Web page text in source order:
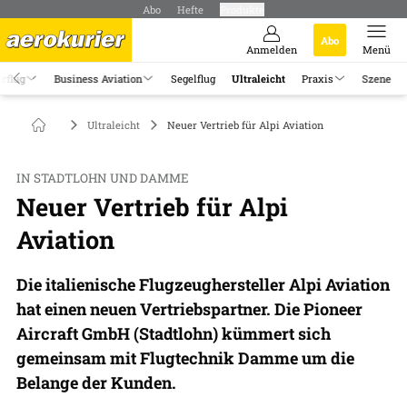
Abo Hefte
Anmelden
Abo
Menü
Business Aviation Segelflug Ultraleicht Praxis Szene
Ultraleicht Neuer Vertrieb für Alpi Aviation
IN STADTLOHN UND DAMME
Neuer Vertrieb für Alpi
Aviation
Die italienische Flugzeughersteller Alpi Aviation
hat einen neuen Vertriebspartner. Die Pioneer
Aircraft GmbH (Stadtlohn) kümmert sich
gemeinsam mit Flugtechnik Damme um die
Belange der Kunden.